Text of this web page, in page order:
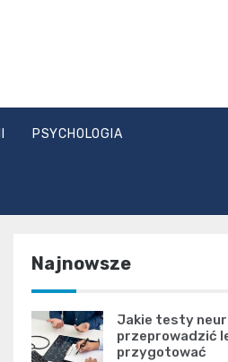
PSYCHOLOGIA
Najnowsze
Jakie testy
przeprowadzić
przygotować